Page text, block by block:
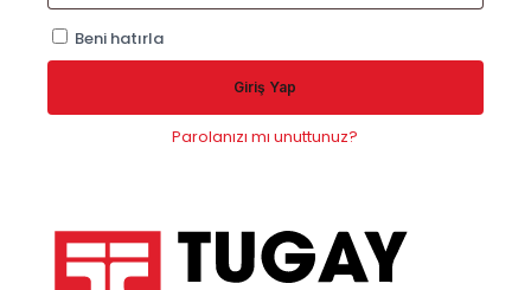
Beni hatırla
Giriş Yap
Parolanızı mı unuttunuz?